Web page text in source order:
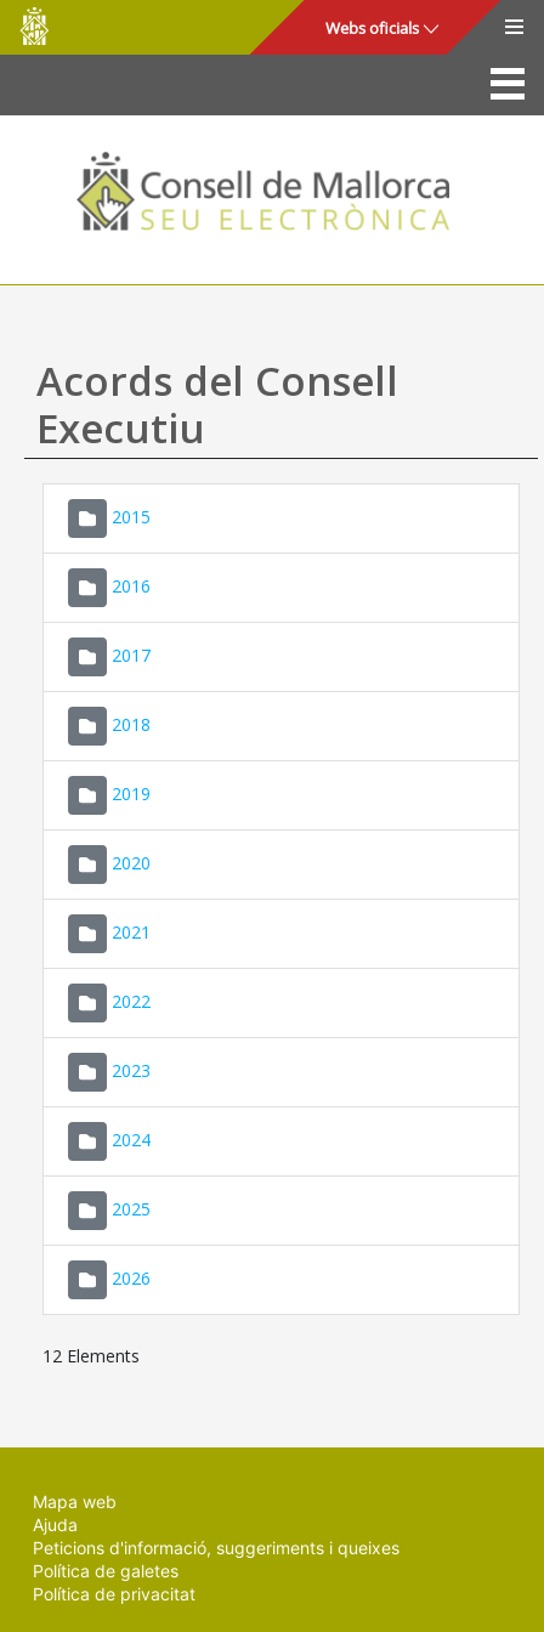
Salta al contingut principal
Consell
de
Mallorca
Webs oficials
La Seu
Consell de Mallorca
Accés i seguretat
Utilitats
Ajuda
Acords del Consell
Executiu
2015
2016
2017
2018
2019
2020
2021
2022
2023
2024
2025
2026
12 Elements
Mapa web
Ajuda
Peticions d'informació, suggeriments i queixes
Política de galetes
Política de privacitat